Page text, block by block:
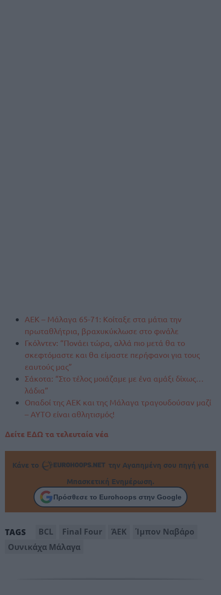
ΑΕΚ – Μάλαγα 65-71: Κοίταξε στα μάτια την
πρωταθλήτρια, βραχυκύκλωσε στο φινάλε
Γκόλντεν: “Πονάει τώρα, αλλά πιο μετά θα το
σκεφτόμαστε και θα είμαστε περήφανοι για τους
εαυτούς μας”
Σάκοτα: “Στο τέλος μοιάζαμε με ένα αμάξι δίχως…
λάδια”
Οπαδοί της ΑΕΚ και της Μάλαγα τραγουδούσαν μαζί
– ΑΥΤΟ είναι αθλητισμός!
Δείτε ΕΔΩ τα τελευταία νέα
Κάνε το
την Αγαπημένη σου πηγή για
Μπασκετική Ενημέρωση.
Πρόσθεσε το Eurohoops στην Google
TAGS BCL Final Four ΆΕΚ
Ίμπον Ναβάρο
Ουνικάχα Μάλαγα